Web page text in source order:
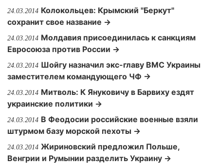
24.03.2014 Колокольцев: Крымский "Беркут"
сохранит свое название →
24.03.2014 Молдавия присоединилась к санкциям
Евросоюза против России →
24.03.2014 Шойгу назначил экс-главу ВМС Украины
заместителем командующего ЧФ →
24.03.2014 Митволь: К Януковичу в Барвиху ездят
украинские политики →
24.03.2014 В Феодосии российские военные взяли
штурмом базу морской пехоты →
24.03.2014 Жириновский предложил Польше,
Венгрии и Румынии разделить Украину →